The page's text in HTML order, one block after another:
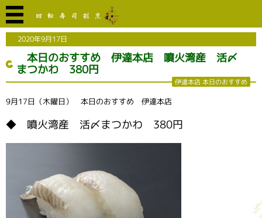
2020年9月17日
本日のおすすめ 伊達本店 噴火湾産 活〆
まつかわ 380円
伊達本店 本日のおすすめ
9月17日（木曜日） 本日のおすすめ 伊達本店
◆ 噴火湾産 活〆まつかわ 380円